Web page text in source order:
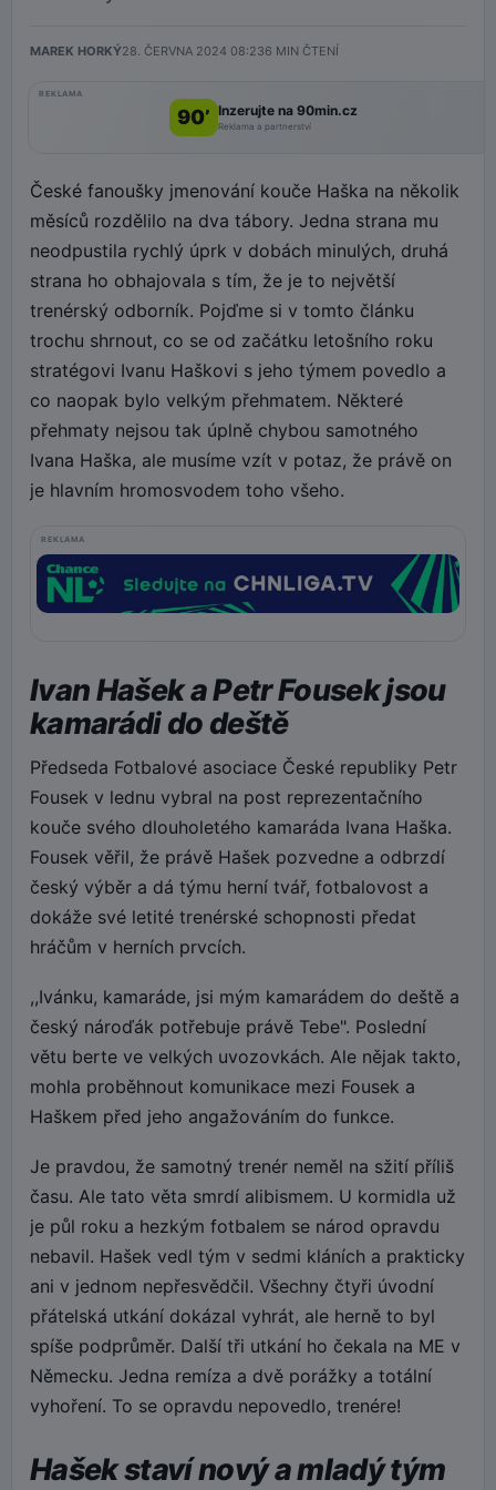
MAREK HORKÝ28. ČERVNA 2024 08:236 MIN ČTENÍ
REKLAMA
90’ Inzerujte na 90min.cz
Reklama a partnerství
České fanoušky jmenování kouče Haška na několik
měsíců rozdělilo na dva tábory. Jedna strana mu
neodpustila rychlý úprk v dobách minulých, druhá
strana ho obhajovala s tím, že je to největší
trenérský odborník. Pojďme si v tomto článku
trochu shrnout, co se od začátku letošního roku
stratégovi Ivanu Haškovi s jeho týmem povedlo a
co naopak bylo velkým přehmatem. Některé
přehmaty nejsou tak úplně chybou samotného
Ivana Haška, ale musíme vzít v potaz, že právě on
je hlavním hromosvodem toho všeho.
REKLAMA
Ivan Hašek a Petr Fousek jsou
kamarádi do deště
Předseda Fotbalové asociace České republiky Petr
Fousek v lednu vybral na post reprezentačního
kouče svého dlouholetého kamaráda Ivana Haška.
Fousek věřil, že právě Hašek pozvedne a odbrzdí
český výběr a dá týmu herní tvář, fotbalovost a
dokáže své letité trenérské schopnosti předat
hráčům v herních prvcích.
,,Ivánku, kamaráde, jsi mým kamarádem do deště a
český nároďák potřebuje právě Tebe". Poslední
větu berte ve velkých uvozovkách. Ale nějak takto,
mohla proběhnout komunikace mezi Fousek a
Haškem před jeho angažováním do funkce.
Je pravdou, že samotný trenér neměl na sžití příliš
času. Ale tato věta smrdí alibismem. U kormidla už
je půl roku a hezkým fotbalem se národ opravdu
nebavil. Hašek vedl tým v sedmi kláních a prakticky
ani v jednom nepřesvědčil. Všechny čtyři úvodní
přátelská utkání dokázal vyhrát, ale herně to byl
spíše podprůměr. Další tři utkání ho čekala na ME v
Německu. Jedna remíza a dvě porážky a totální
vyhoření. To se opravdu nepovedlo, trenére!
Hašek staví nový a mladý tým